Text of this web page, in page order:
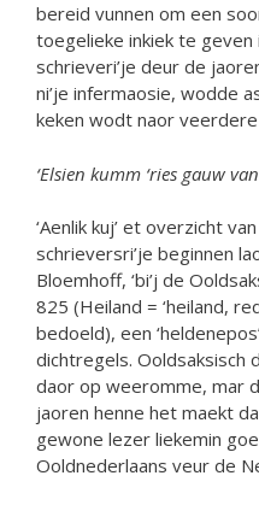
bereid vunnen om een
toegelieke inkiek te
schrieveri’je deur de
ni’je infermaosie, wodde
keken wodt naor
‘Elsien kumm ‘ries gauw
‘Aenlik kuj’ et overzicht
schrieversri’je beginnen
Bloemhoff, ‘bi’j de
825 (Heiland = ‘heiland,
bedoeld), een
dichtregels. Ooldsaksisch
daor op weeromme, mar
jaoren henne het maekt
gewone lezer liekemin
Ooldnederlaans veur de